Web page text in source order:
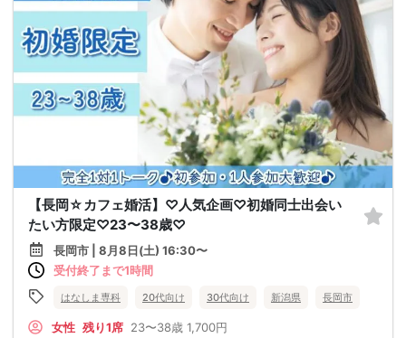
【長岡☆カフェ婚活】♡人気企画♡初婚同士出会い
たい方限定♡23〜38歳♡
長岡市 | 8月8日(土) 16:30〜
受付終了まで1時間
はなしま専科 20代向け 30代向け 新潟県 長岡市
女性 残り1席 23〜38歳 1,700円